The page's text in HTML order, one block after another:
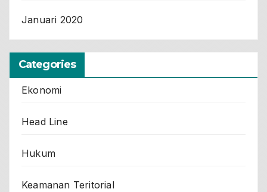
Januari 2020
Categories
Ekonomi
Head Line
Hukum
Keamanan Teritorial